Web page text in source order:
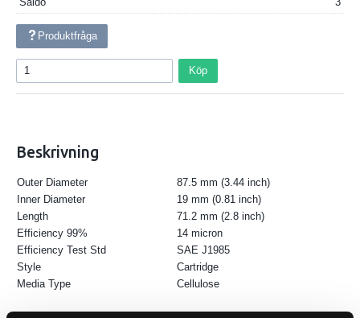
Produktfråga
Köp
Beskrivning
Outer Diameter
87.5 mm (3.44 inch)
Inner Diameter
19 mm (0.81 inch)
Length
71.2 mm (2.8 inch)
Efficiency 99%
14 micron
Efficiency Test Std
SAE J1985
Style
Cartridge
Media Type
Cellulose